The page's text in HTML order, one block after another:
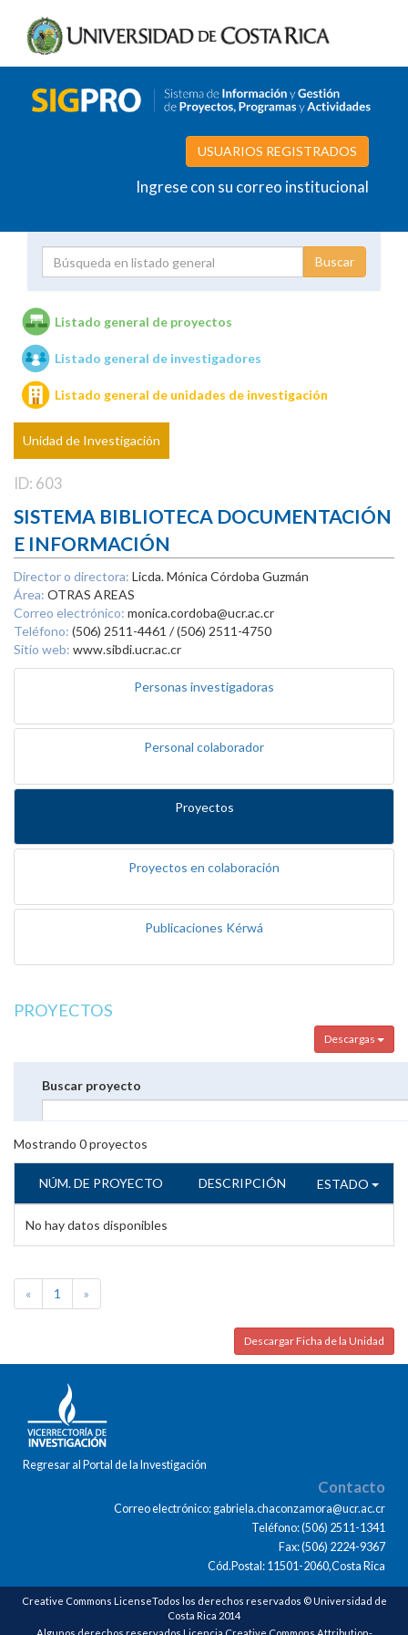
USUARIOS REGISTRADOS
Ingrese con su correo institucional
Unidades de investigación
Listado general de proyectos
Listado general de investigadores
Listado general de unidades de investigación
Unidad de Investigación
ID: 603
SISTEMA BIBLIOTECA DOCUMENTACIÓN
E INFORMACIÓN
Director o directora: Licda. Mónica Córdoba Guzmán
Área: OTRAS AREAS
Correo electrónico: monica.cordoba@ucr.ac.cr
Teléfono: (506) 2511-4461 / (506) 2511-4750
Sitio web: www.sibdi.ucr.ac.cr
Personas investigadoras
Personal colaborador
Proyectos
Proyectos en colaboración
Publicaciones Kérwá
PROYECTOS
Descargas
Buscar proyecto
Mostrando 0proyectos
NÚM. DE PROYECTO DESCRIPCIÓN ESTADO
No hay datos disponibles
« 1 »
Descargar Ficha de la Unidad
Regresar al Portal de la Investigación
Contacto
Correo electrónico: gabriela.chaconzamora@ucr.ac.cr
Teléfono: (506) 2511-1341
Fax: (506) 2224-9367
Cód.Postal: 11501-2060,Costa Rica
Creative Commons LicenseTodos los derechos reservados © Universidad de
Costa Rica 2014